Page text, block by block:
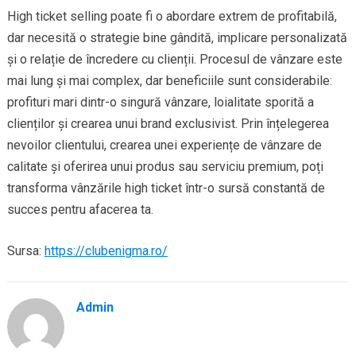
High ticket selling poate fi o abordare extrem de profitabilă,
dar necesită o strategie bine gândită, implicare personalizată
și o relație de încredere cu clienții. Procesul de vânzare este
mai lung și mai complex, dar beneficiile sunt considerabile:
profituri mari dintr-o singură vânzare, loialitate sporită a
clienților și crearea unui brand exclusivist. Prin înțelegerea
nevoilor clientului, crearea unei experiențe de vânzare de
calitate și oferirea unui produs sau serviciu premium, poți
transforma vânzările high ticket într-o sursă constantă de
succes pentru afacerea ta.
Sursa: https://clubenigma.ro/
Admin